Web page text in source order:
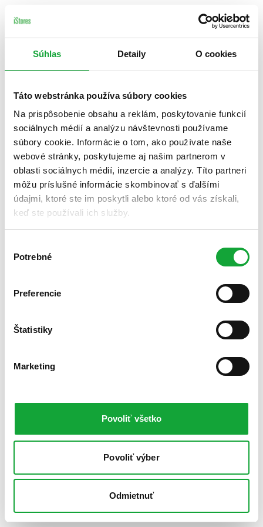
Súhlas Detaily O cookies
Táto webstránka používa súbory cookies
Na prispôsobenie obsahu a reklám, poskytovanie funkcií
sociálnych médií a analýzu návštevnosti používame
súbory cookie. Informácie o tom, ako používate naše
webové stránky, poskytujeme aj našim partnerom v
oblasti sociálnych médií, inzercie a analýzy. Títo partneri
môžu príslušné informácie skombinovať s ďalšími
údajmi, ktoré ste im poskytli alebo ktoré od vás získali,
keď ste používali ich služby.
súhlasu
Potrebné
Preferencie
Štatistiky
Marketing
Povoliť všetko
Povoliť výber
Odmietnuť